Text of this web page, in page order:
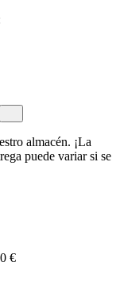
almacén. ¡La
puede variar si se
€